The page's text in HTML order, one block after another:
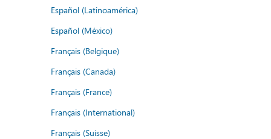
Español (Latinoamérica)
Español (México)
Français (Belgique)
Français (Canada)
Français (France)
Français (International)
Français (Suisse)